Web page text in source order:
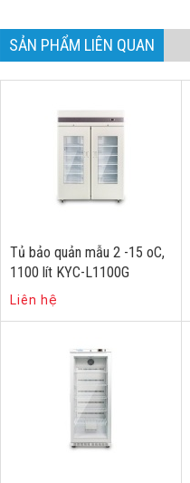
SẢN PHẨM LIÊN QUAN
Tủ bảo quản mẫu 2 -15 oC,
1100 lít KYC-L1100G
Liên hệ